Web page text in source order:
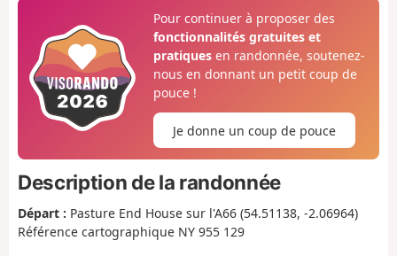
Pour continuer à proposer des
fonctionnalités gratuites et
pratiquesen randonnée, soutenez-
nous en donnant un petit coup de
pouce !
Je donne un coup de pouce
Description de la randonnée
Départ : Pasture End House sur l'A66 (54.51138, -2.06964)
Référence cartographique NY 955 129